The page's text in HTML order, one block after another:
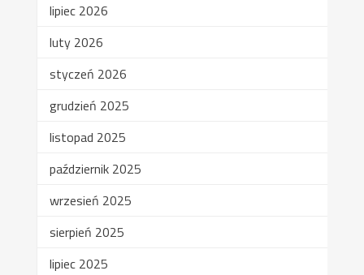
lipiec 2026
luty 2026
styczeń 2026
grudzień 2025
listopad 2025
październik 2025
wrzesień 2025
sierpień 2025
lipiec 2025